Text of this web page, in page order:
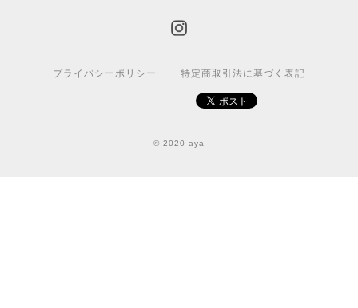
プライバシーポリシー 特定商取引法に基づく表記
© 2020 aya